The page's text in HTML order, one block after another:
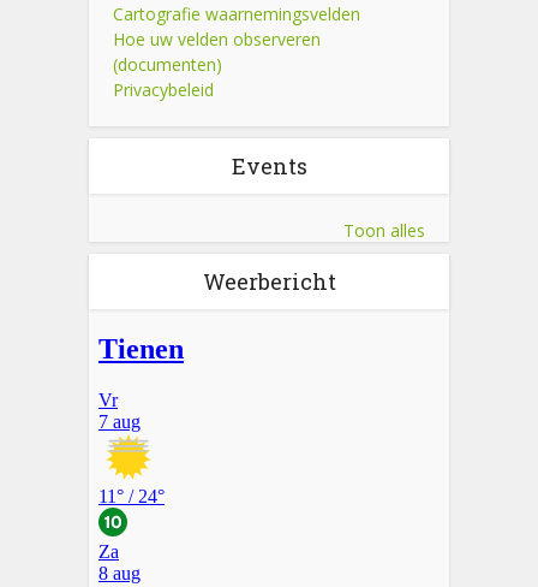
Cartografie waarnemingsvelden
Hoe uw velden observeren
(documenten)
Privacybeleid
Events
Toon alles
Weerbericht